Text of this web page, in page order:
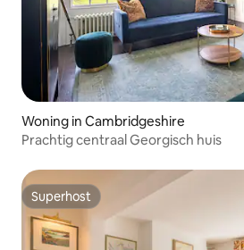
Woning in Cambridgeshire
Prachtig centraal Georgisch huis
Superhost
Superhost